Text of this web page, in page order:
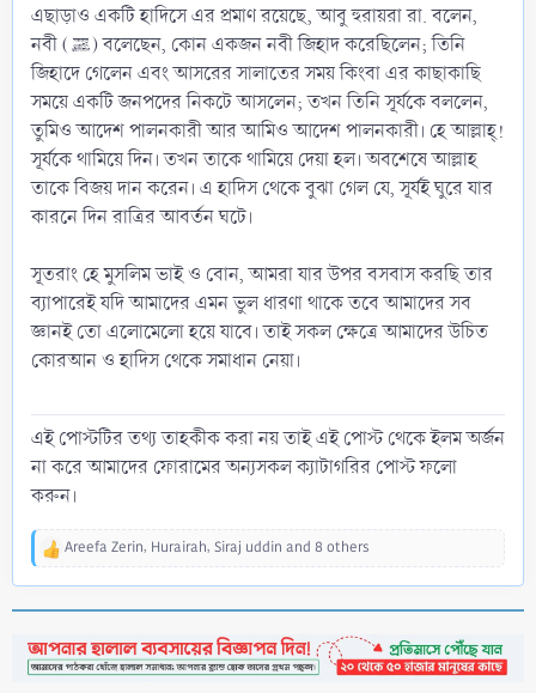
এছাড়াও একটি হাদিসে এর প্রমাণ রয়েছে, আবু হুরায়রা রা. বলেন,
নবী (ﷺ) বলেছেন, কোন একজন নবী জিহাদ করেছিলেন; তিনি
জিহাদে গেলেন এবং আসরের সালাতের সময় কিংবা এর কাছাকাছি
সময়ে একটি জনপদের নিকটে আসলেন; তখন তিনি সূর্যকে বললেন,
তুমিও আদেশ পালনকারী আর আমিও আদেশ পালনকারী। হে আল্লাহ্!
সূর্যকে থামিয়ে দিন। তখন তাকে থামিয়ে দেয়া হল। অবশেষে আল্লাহ
তাকে বিজয় দান করেন। এ হাদিস থেকে বুঝা গেল যে, সূর্যই ঘুরে যার
কারনে দিন রাত্রির আবর্তন ঘটে।
সূতরাং হে মুসলিম ভাই ও বোন, আমরা যার উপর বসবাস করছি তার
ব্যাপারেই যদি আমাদের এমন ভুল ধারণা থাকে তবে আমাদের সব
জ্ঞানই তো এলোমেলো হয়ে যাবে। তাই সকল ক্ষেত্রে আমাদের উচিত
কোরআন ও হাদিস থেকে সমাধান নেয়া।
এই পোস্টটির তথ্য তাহকীক করা নয় তাই এই পোস্ট থেকে ইলম অর্জন
না করে আমাদের ফোরামের অন্যসকল ক্যাটাগরির পোস্ট ফলো
করুন।
R
t
i
Areefa Zerin, Hurairah, Siraj uddin and 8 others